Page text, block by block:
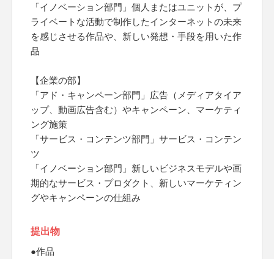
「イノベーション部門」個人またはユニットが、プ
ライベートな活動で制作したインターネットの未来
を感じさせる作品や、新しい発想・手段を用いた作
品
【企業の部】
「アド・キャンペーン部門」広告（メディアタイア
ップ、動画広告含む）やキャンペーン、マーケティ
ング施策
「サービス・コンテンツ部門」サービス・コンテン
ツ
「イノベーション部門」新しいビジネスモデルや画
期的なサービス・プロダクト、新しいマーケティン
グやキャンペーンの仕組み
提出物
●作品